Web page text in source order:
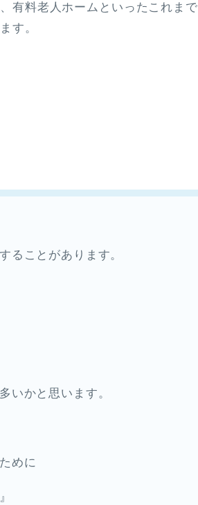
有料老人ホームといったこれま
す。
ることがあります。
いかと思います。
めに